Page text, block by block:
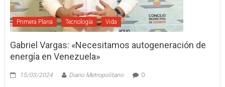
Primera Plana Tecnología Vida
Gabriel Vargas: «Necesitamos autogeneración de
energía en Venezuela»
15/03/2024 Diario Metropolitano 0